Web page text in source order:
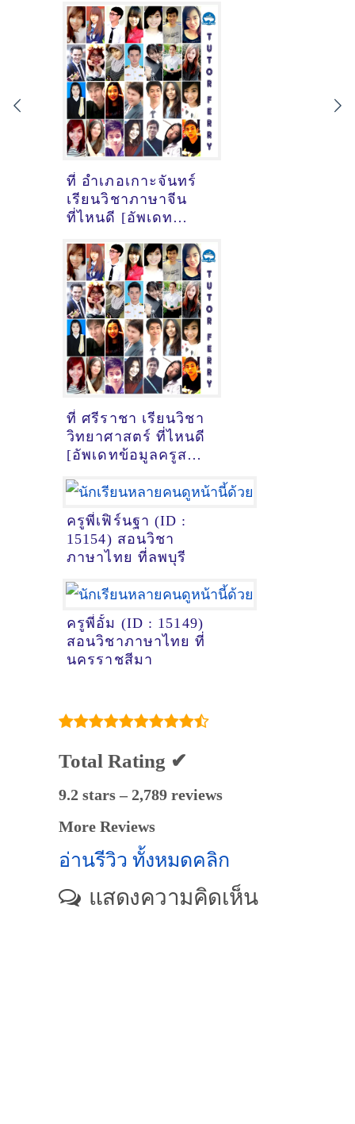
ที่ อำเภอเกาะจันทร์
เรียนวิชาภาษาจีน
ที่ไหนดี [อัพเดท
จีนเมื่อ15/10/2024,
7:13:05]
ที่ ศรีราชา เรียนวิชา
วิทยาศาสตร์ ที่ไหนดี
[อัพเดทข้อมูลครูสอน
เมื่อ14/10/2024,
19:35:28]
ครูพี่เฟิร์นฐา (ID :
15154) สอนวิชา
ภาษาไทย ที่ลพบุรี
ครูพี่อั้ม (ID : 15149)
สอนวิชาภาษาไทย ที่
นครราชสีมา
Total Rating ✔
9.2 stars – 2,789 reviews
More Reviews
อ่านรีวิว ทั้งหมดคลิก
แสดงความคิดเห็น